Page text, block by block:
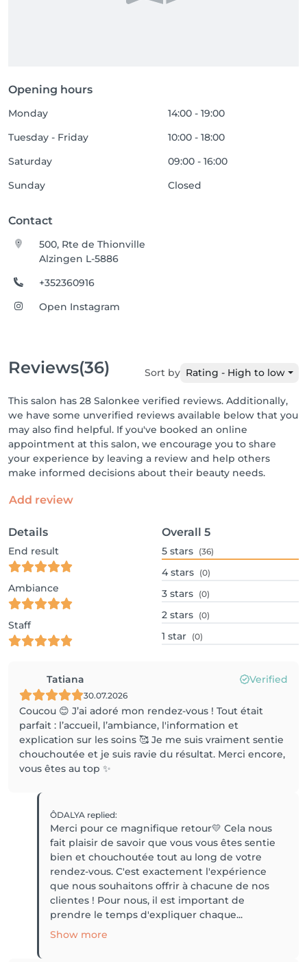
Opening hours
Monday
14:00 - 19:00
Tuesday - Friday
10:00 - 18:00
Saturday
09:00 - 16:00
Sunday
Closed
Contact
500, Rte de Thionville
Alzingen L-5886
+352360916
Open Instagram
Reviews(36) Sort by Rating - High to low
This salon has 28 Salonkee verified reviews. Additionally,
we have some unverified reviews available below that you
may also find helpful. If you've booked an online
appointment at this salon, we encourage you to share
your experience by leaving a review and help others
make informed decisions about their beauty needs.
Add review
Details
End result
Ambiance
Staff
Overall 5
5 stars (36)
4 stars (0)
3 stars (0)
2 stars (0)
1 star (0)
Tatiana Verified
30.07.2026
Coucou 😊 J’ai adoré mon rendez-vous ! Tout était
parfait : l’accueil, l’ambiance, l'information et
explication sur les soins 🥰 Je me suis vraiment sentie
chouchoutée et je suis ravie du résultat. Merci encore,
vous êtes au top ✨
ÔDALYA replied:
Merci pour ce magnifique retour💛 Cela nous
fait plaisir de savoir que vous vous êtes sentie
bien et chouchoutée tout au long de votre
rendez-vous. C'est exactement l'expérience
que nous souhaitons offrir à chacune de nos
clientes ! Pour nous, il est important de
prendre le temps d'expliquer chaque...
Show more